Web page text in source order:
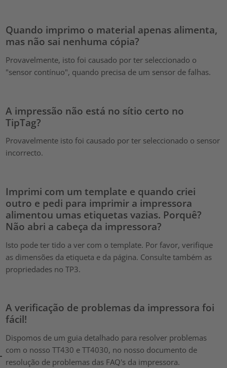
Quando imprimo o material apenas alimenta,
mas não sai nenhuma cópia?
Provavelmente, isto foi causado por ter seleccionado o
"sensor contínuo", quando precisa de um sensor de falhas.
A impressão não está no sítio certo no
TipTag?
Provavelmente isto foi causado por ter seleccionado o sensor
incorrecto.
Imprimi com um template e quando criei
outro e pedi para imprimir a impressora
alimentou umas etiquetas vazias. Porquê?
Não abri a cabeça da impressora?
Isto pode ter tido a ver com o template. Por favor, verifique
as dimensões da etiqueta e da página. Consulte também as
propriedades no TP3.
A verificação de problemas da impressora foi
fácil!
Dispomos de um guia detalhado para resolver problemas
com o nosso TT430 e TT4030, no nosso documento de
resolução de problemas das FAQ's da impressora.